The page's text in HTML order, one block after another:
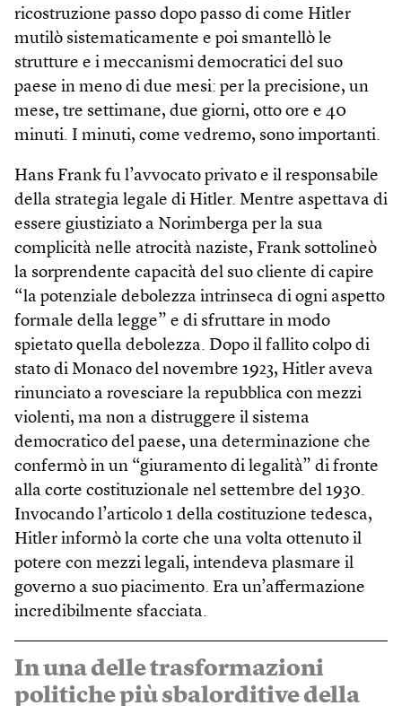
ricostruzione passo dopo passo di come Hitler
mutilò sistematicamente e poi smantellò le
strutture e i meccanismi democratici del suo
paese in meno di due mesi: per la precisione, un
mese, tre settimane, due giorni, otto ore e 40
minuti. I minuti, come vedremo, sono importanti.
Hans Frank fu l’avvocato privato e il responsabile
della strategia legale di Hitler. Mentre aspettava di
essere giustiziato a Norimberga per la sua
complicità nelle atrocità naziste, Frank sottolineò
la sorprendente capacità del suo cliente di capire
“la potenziale debolezza intrinseca di ogni aspetto
formale della legge” e di sfruttare in modo
spietato quella debolezza. Dopo il fallito colpo di
stato di Monaco del novembre 1923, Hitler aveva
rinunciato a rovesciare la repubblica con mezzi
violenti, ma non a distruggere il sistema
democratico del paese, una determinazione che
confermò in un “giuramento di legalità” di fronte
alla corte costituzionale nel settembre del 1930.
Invocando l’articolo 1 della costituzione tedesca,
Hitler informò la corte che una volta ottenuto il
potere con mezzi legali, intendeva plasmare il
governo a suo piacimento. Era un’affermazione
incredibilmente sfacciata.
In una delle trasformazioni
politiche più sbalorditive della